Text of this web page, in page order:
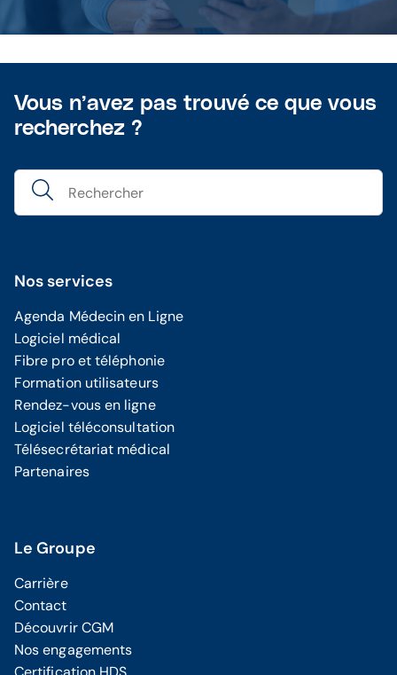
Vous n’avez pas trouvé ce que vous
recherchez ?
Nos services
Agenda Médecin en Ligne
Logiciel médical
Fibre pro et téléphonie
Formation utilisateurs
Rendez-vous en ligne
Logiciel téléconsultation
Télésecrétariat médical
Partenaires
Le Groupe
Carrière
Contact
Découvrir CGM
Nos engagements